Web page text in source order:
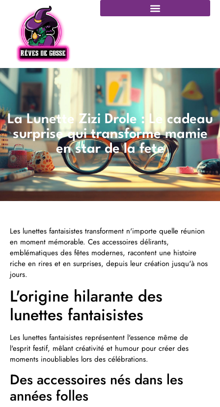
La Lunette Zizi Drole : Le cadeau
surprise qui transforme mamie
en star de la fete
Les lunettes fantaisistes transforment n'importe quelle réunion
en moment mémorable. Ces accessoires délirants,
emblématiques des fêtes modernes, racontent une histoire
riche en rires et en surprises, depuis leur création jusqu'à nos
jours.
L'origine hilarante des
lunettes fantaisistes
Les lunettes fantaisistes représentent l'essence même de
l'esprit festif, mêlant créativité et humour pour créer des
moments inoubliables lors des célébrations.
Des accessoires nés dans les
années folles